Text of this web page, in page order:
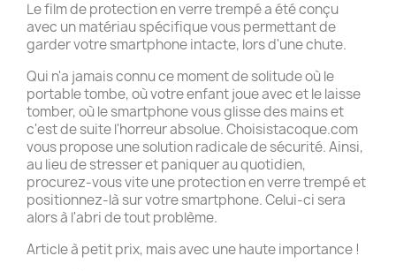
Le film de protection en verre trempé a été conçu
avec un matériau spécifique vous permettant de
garder votre smartphone intacte, lors d'une chute.
Qui n'a jamais connu ce moment de solitude où le
portable tombe, où votre enfant joue avec et le laisse
tomber, où le smartphone vous glisse des mains et
c'est de suite l'horreur absolue. Choisistacoque.com
vous propose une solution radicale de sécurité. Ainsi,
au lieu de stresser et paniquer au quotidien,
procurez-vous vite une protection en verre trempé et
positionnez-là sur votre smartphone. Celui-ci sera
alors à l'abri de tout problème.
Article à petit prix, mais avec une haute importance !